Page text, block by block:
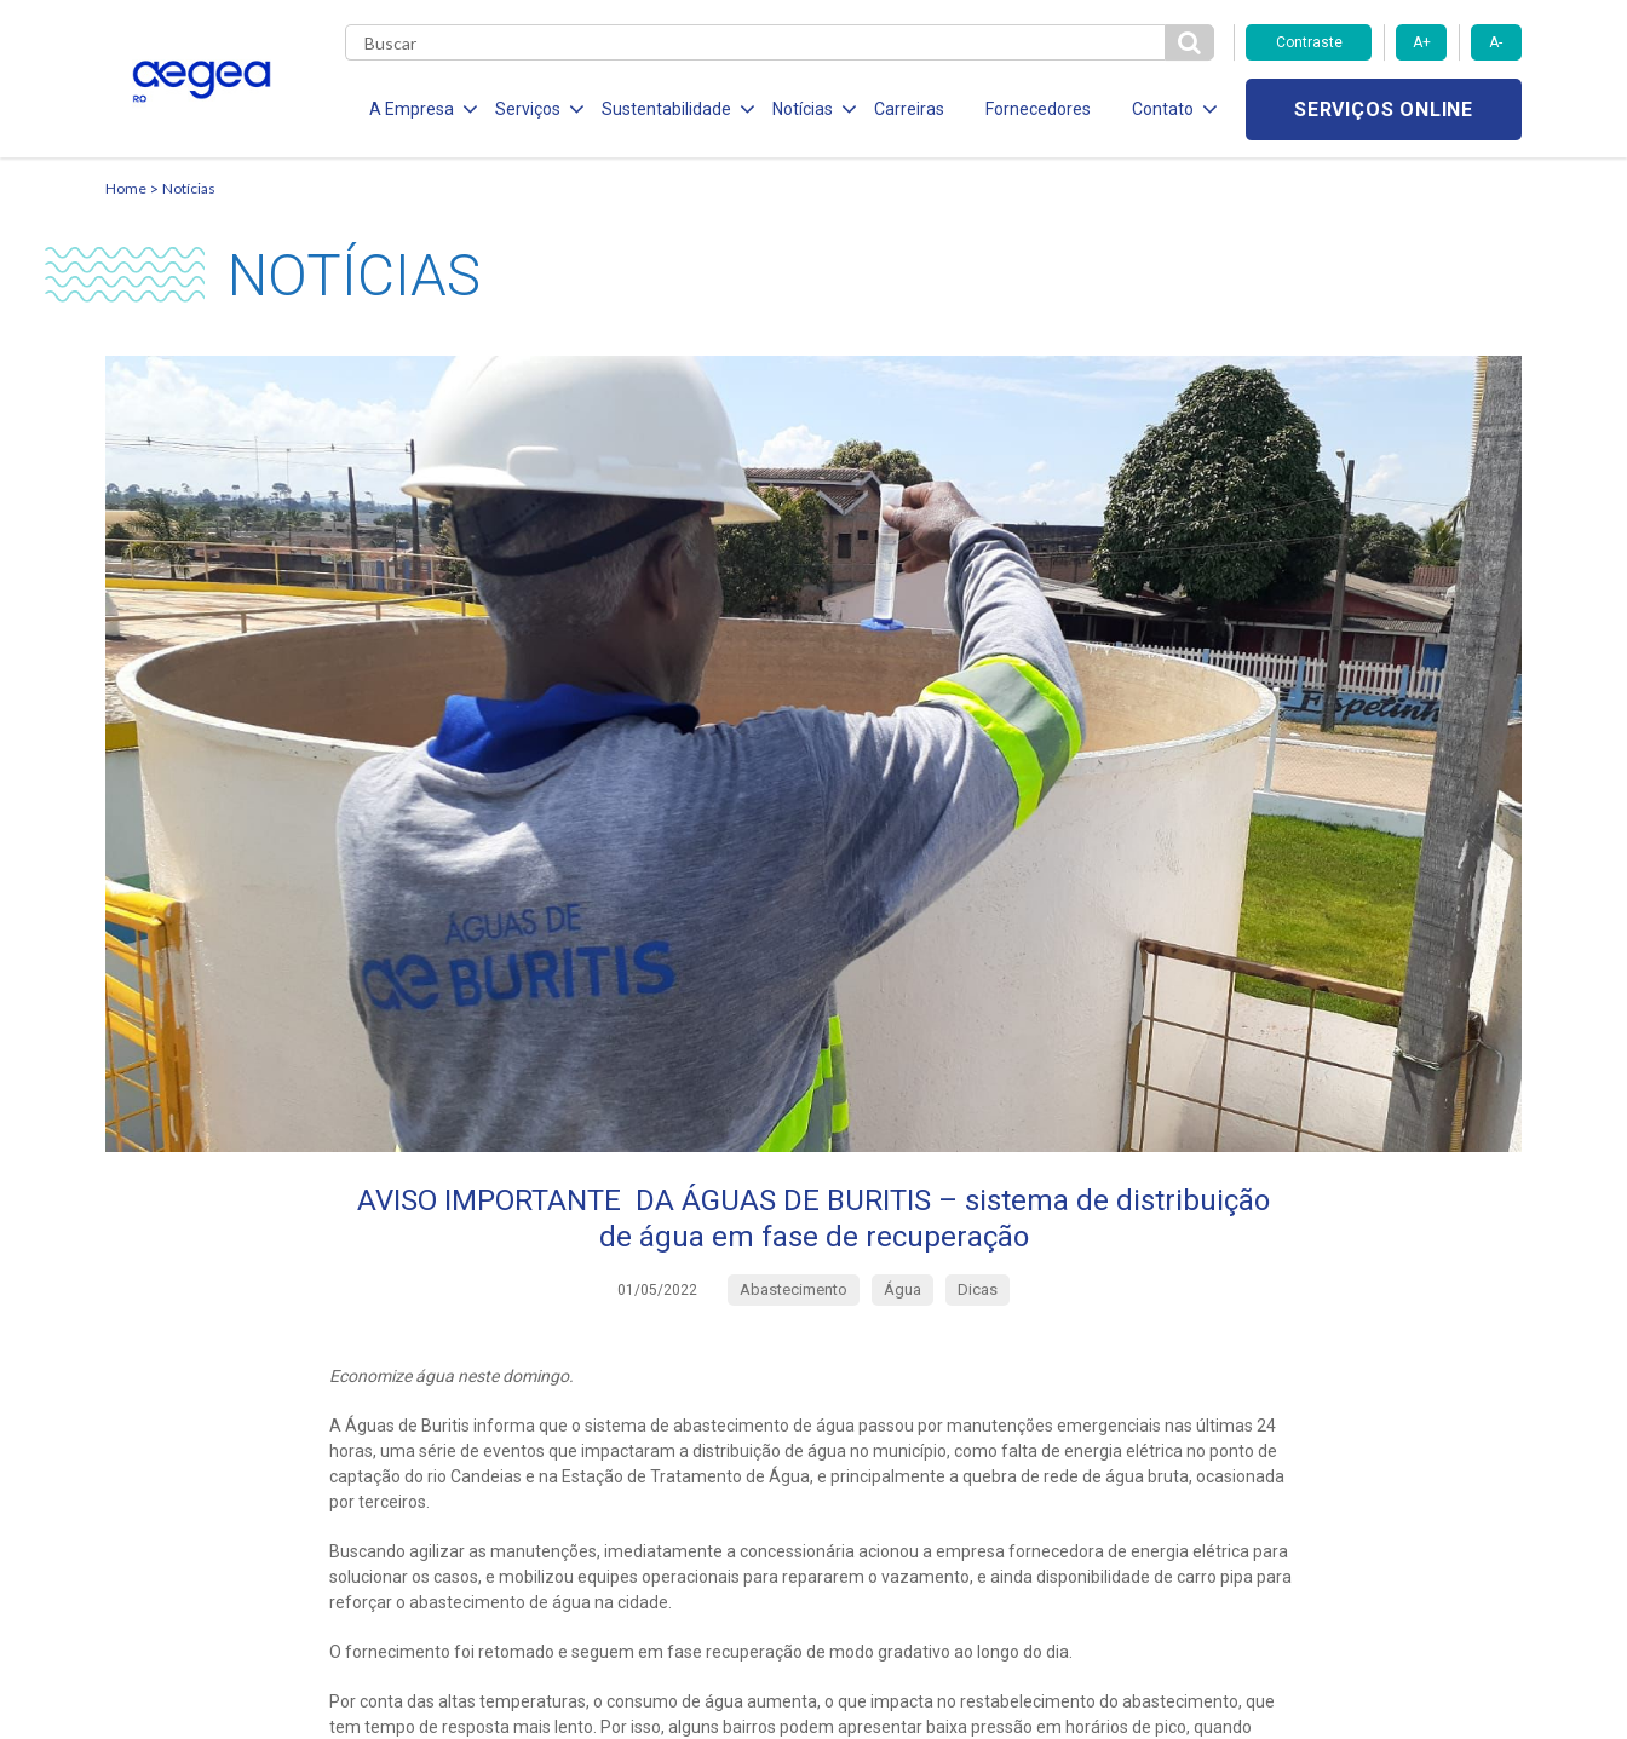
Contraste A+ A-
A Empresa Serviços Sustentabilidade Notícias Carreiras Fornecedores Contato SERVIÇOS ONLINE
Home Notícias
NOTÍCIAS
AVISO IMPORTANTE DA ÁGUAS DE BURITIS – sistema de distribuição
de água em fase de recuperação
01/05/2022 Abastecimento Água Dicas
Economize água neste domingo.
A Águas de Buritis informa que o sistema de abastecimento de água passou por manutenções emergenciais nas últimas 24
horas, uma série de eventos que impactaram a distribuição de água no município, como falta de energia elétrica no ponto de
captação do rio Candeias e na Estação de Tratamento de Água, e principalmente a quebra de rede de água bruta, ocasionada
por terceiros.
Buscando agilizar as manutenções, imediatamente a concessionária acionou a empresa fornecedora de energia elétrica para
solucionar os casos, e mobilizou equipes operacionais para repararem o vazamento, e ainda disponibilidade de carro pipa para
reforçar o abastecimento de água na cidade.
O fornecimento foi retomado e seguem em fase recuperação de modo gradativo ao longo do dia.
Por conta das altas temperaturas, o consumo de água aumenta, o que impacta no restabelecimento do abastecimento, que
tem tempo de resposta mais lento. Por isso, alguns bairros podem apresentar baixa pressão em horários de pico, quando